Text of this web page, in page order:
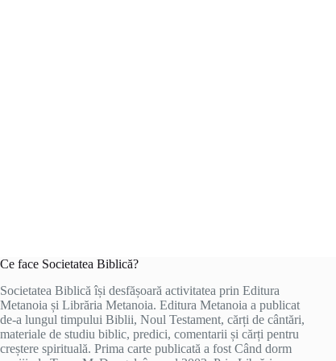
Ce face Societatea Biblică?
Societatea Biblică își desfășoară activitatea prin Editura
Metanoia și Librăria Metanoia. Editura Metanoia a publicat
de-a lungul timpului Biblii, Noul Testament, cărți de cântări,
materiale de studiu biblic, predici, comentarii și cărți pentru
creștere spirituală. Prima carte publicată a fost Când dorm